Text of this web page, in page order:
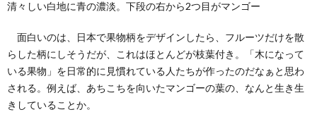
清々しい白地に青の濃淡。下段の右から2つ目がマンゴー
面白いのは、日本で果物柄をデザインしたら、フルーツだけを散
らした柄にしそうだが、これはほとんどが枝葉付き。「木になって
いる果物」を日常的に見慣れている人たちが作ったのだなぁと思わ
される。例えば、あちこちを向いたマンゴーの葉の、なんと生き生
きしていることか。